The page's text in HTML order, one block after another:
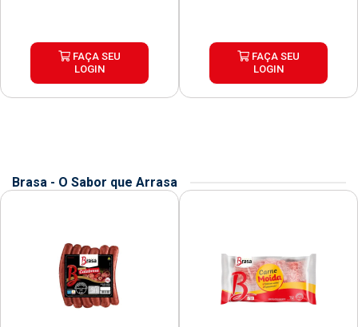
FAÇA SEU
LOGIN
FAÇA SEU
LOGIN
Brasa - O Sabor que Arrasa